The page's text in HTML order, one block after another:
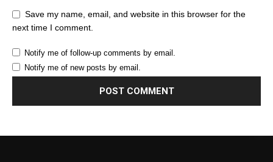
Save my name, email, and website in this browser for the
next time I comment.
Notify me of follow-up comments by email.
Notify me of new posts by email.